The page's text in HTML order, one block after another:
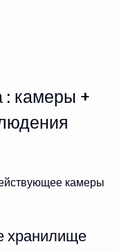
: камеры +
камеры
хранилище